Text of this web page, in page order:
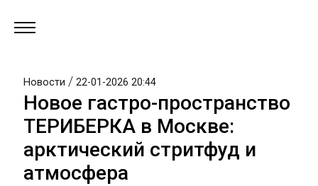
Новости / 22-01-2026 20:44
Новое гастро-пространство
ТЕРИБЕРКА в Москве:
арктический стритфуд и
атмосфера